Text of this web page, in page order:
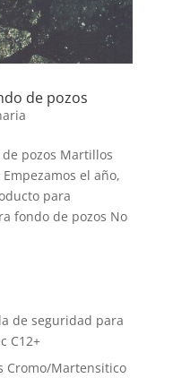
de pozos
pozos Martillos
el año,
para
fondo de pozos No
de seguridad para
C12+
Cromo/Martensitico